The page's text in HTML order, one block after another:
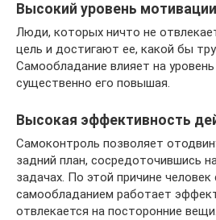
Высокий уровень мотивации
Люди, которых ничто не
цель и достигают ее, какой бы
Самообладание влияет на
существенно его повышая.
Высокая эффективность
Самоконтроль позволяет
задний план, сосредоточившись
задачах. По этой причине
самообладанием работает
отвлекается на посторонние вещи.